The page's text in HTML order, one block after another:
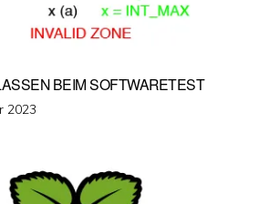
BEIM SOFTWARETEST
2023